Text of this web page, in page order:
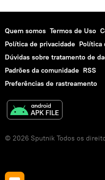
Quem somos Termos de Uso
Política de privacidade Política
Dúvidas sobre tratamento de
Padrões da comunidade RSS
Preferências de rastreamento
© 2026 Sputnik Todos os